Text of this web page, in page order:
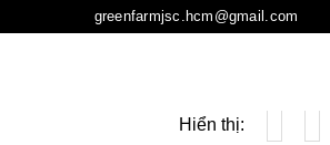
greenfarmjsc.hcm@gmail.com
Hiển thị: